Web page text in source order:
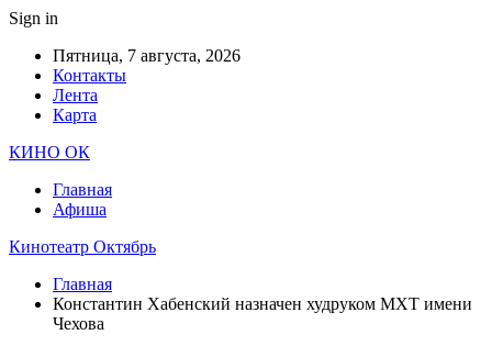
Sign in
Пятница, 7 августа, 2026
Контакты
Лента
Карта
КИНО ОК
Главная
Афиша
Кинотеатр Октябрь
Главная
Константин Хабенский назначен худруком МХТ имени
Чехова